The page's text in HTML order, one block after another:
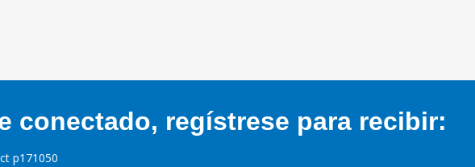
conectado, regístrese para recibir:
p171050